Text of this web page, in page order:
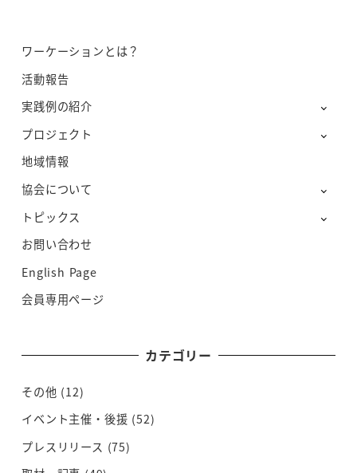
ワーケーションとは？
活動報告
実践例の紹介
プロジェクト
地域情報
協会について
トピックス
お問い合わせ
English Page
会員専用ページ
カテゴリー
その他 (12)
イベント主催・後援 (52)
プレスリリース (75)